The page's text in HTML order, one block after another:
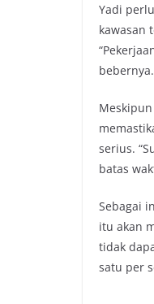
Yadi
kawasan
bebernya.
serius.
batas
Sebagai
itu akan
tidak
satu per